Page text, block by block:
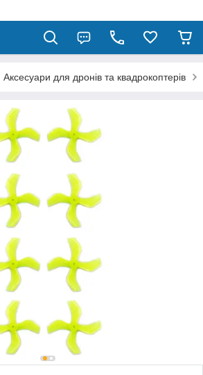
Аксесуари для дронів та квадрокоптерів